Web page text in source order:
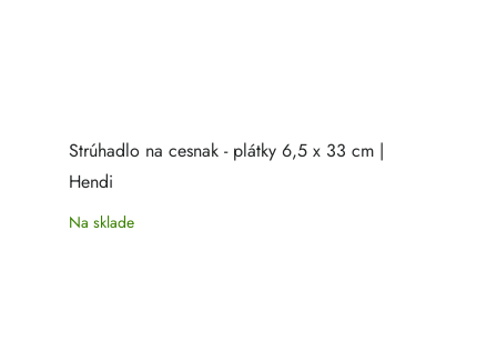
Strúhadlo na cesnak - plátky 6,5 x 33 cm |
Hendi
Na sklade